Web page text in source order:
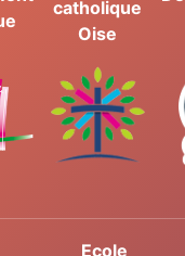
catholique
Oise
Ecole